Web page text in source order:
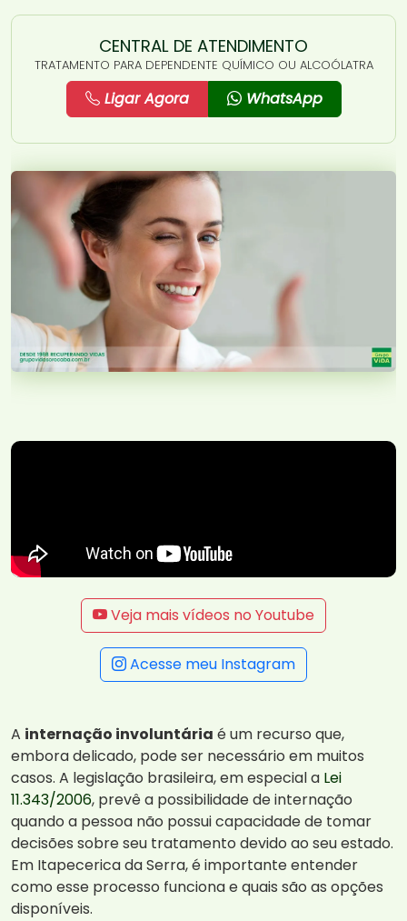
CENTRAL DE ATENDIMENTO
TRATAMENTO PARA DEPENDENTE QUÍMICO OU ALCOÓLATRA
Ligar Agora WhatsApp
Veja mais vídeos no Youtube
Acesse meu Instagram
A internação involuntária é um recurso que,
embora delicado, pode ser necessário em muitos
casos. A legislação brasileira, em especial a Lei
11.343/2006, prevê a possibilidade de internação
quando a pessoa não possui capacidade de tomar
decisões sobre seu tratamento devido ao seu estado.
Em Itapecerica da Serra, é importante entender
como esse processo funciona e quais são as opções
disponíveis.